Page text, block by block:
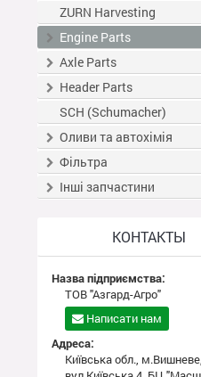
ZURN Harvesting
Engine Parts
Axle Parts
Header Parts
SCH (Schumacher)
Оливи та автохімія
Фільтра
Інші запчастини
КОНТАКТЫ
Назва підприємства:
ТОВ "Азгард-Агро"
Написати нам
Адреса:
Київська обл., м.Вишневе,